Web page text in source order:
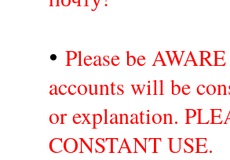
• Please be
accounts will be
or explanation.
CONSTANT USE.